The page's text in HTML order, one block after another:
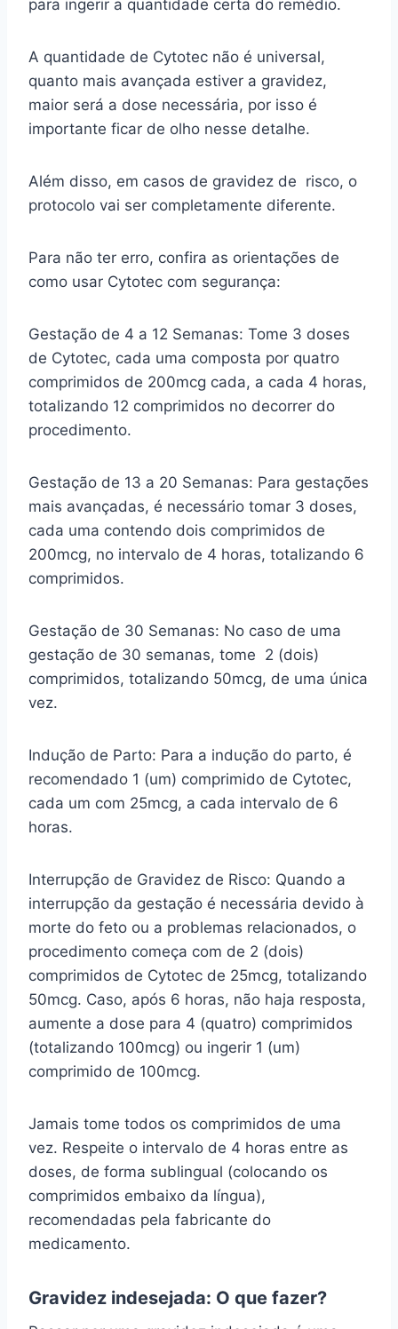
para ingerir a quantidade certa do remédio.
A quantidade de Cytotec não é universal,
quanto mais avançada estiver a gravidez,
maior será a dose necessária, por isso é
importante ficar de olho nesse detalhe.
Além disso, em casos de gravidez de risco, o
protocolo vai ser completamente diferente.
Para não ter erro, confira as orientações de
como usar Cytotec com segurança:
Gestação de 4 a 12 Semanas: Tome 3 doses
de Cytotec, cada uma composta por quatro
comprimidos de 200mcg cada, a cada 4 horas,
totalizando 12 comprimidos no decorrer do
procedimento.
Gestação de 13 a 20 Semanas: Para gestações
mais avançadas, é necessário tomar 3 doses,
cada uma contendo dois comprimidos de
200mcg, no intervalo de 4 horas, totalizando 6
comprimidos.
Gestação de 30 Semanas: No caso de uma
gestação de 30 semanas, tome 2 (dois)
comprimidos, totalizando 50mcg, de uma única
vez.
Indução de Parto: Para a indução do parto, é
recomendado 1 (um) comprimido de Cytotec,
cada um com 25mcg, a cada intervalo de 6
horas.
Interrupção de Gravidez de Risco: Quando a
interrupção da gestação é necessária devido à
morte do feto ou a problemas relacionados, o
procedimento começa com de 2 (dois)
comprimidos de Cytotec de 25mcg, totalizando
50mcg. Caso, após 6 horas, não haja resposta,
aumente a dose para 4 (quatro) comprimidos
(totalizando 100mcg) ou ingerir 1 (um)
comprimido de 100mcg.
Jamais tome todos os comprimidos de uma
vez. Respeite o intervalo de 4 horas entre as
doses, de forma sublingual (colocando os
comprimidos embaixo da língua),
recomendadas pela fabricante do
medicamento.
Gravidez indesejada: O que fazer?